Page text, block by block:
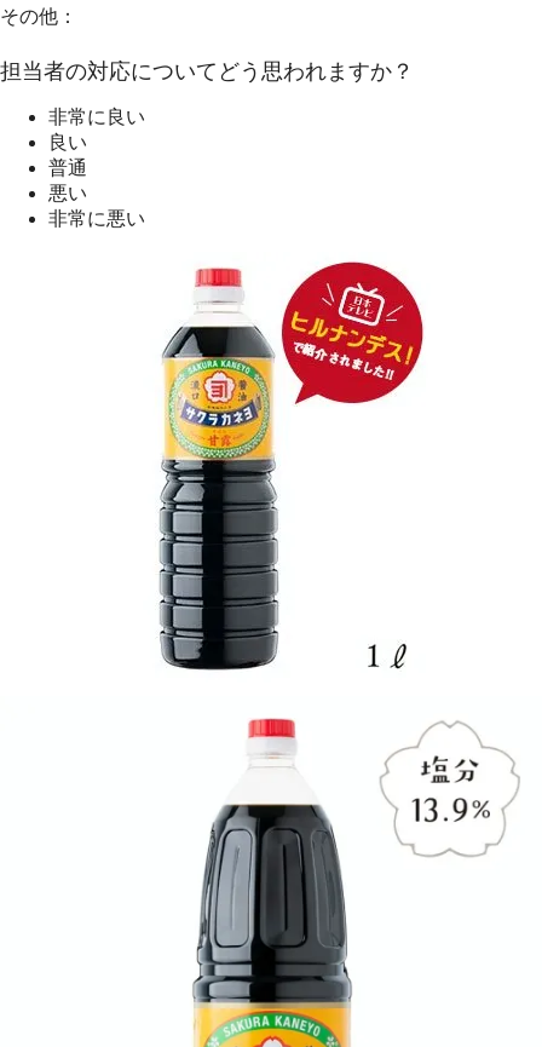
その他：
担当者の対応についてどう思われますか？
非常に良い
良い
普通
悪い
非常に悪い